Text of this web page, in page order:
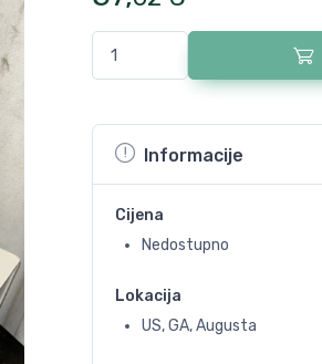
Informacije
Cijena
Nedostupno
Lokacija
US, GA, Augusta